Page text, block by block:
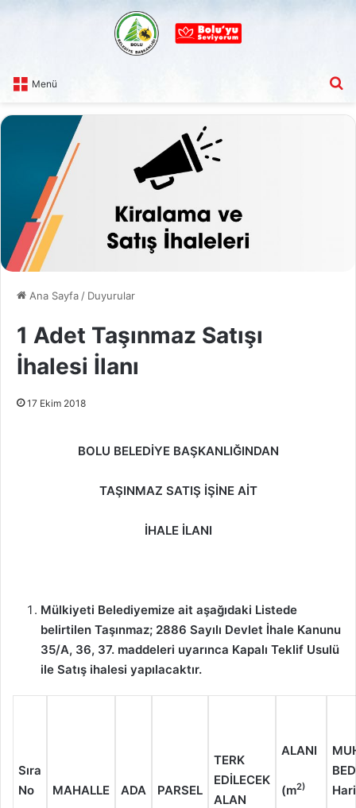
Menü
Ana Sayfa / Duyurular
1 Adet Taşınmaz Satışı
İhalesi İlanı
17 Ekim 2018
BOLU BELEDİYE BAŞKANLIĞINDAN
TAŞINMAZ SATIŞ İŞİNE AİT
İHALE İLANI
Mülkiyeti Belediyemize ait aşağıdaki Listede
belirtilen Taşınmaz; 2886 Sayılı Devlet İhale Kanunu
35/A, 36, 37. maddeleri uyarınca Kapalı Teklif Usulü
ile Satış ihalesi yapılacaktır.
Sıra
No
MAHALLE ADA PARSEL
TERK
EDİLECEK
ALAN
ALANI
(m2)